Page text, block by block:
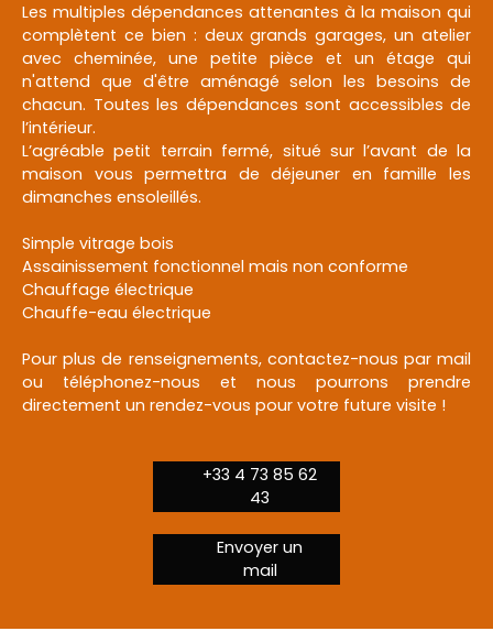
Les multiples dépendances attenantes à la maison qui
complètent ce bien : deux grands garages, un atelier
avec cheminée, une petite pièce et un étage qui
n'attend que d'être aménagé selon les besoins de
chacun. Toutes les dépendances sont accessibles de
l’intérieur.
L’agréable petit terrain fermé, situé sur l’avant de la
maison vous permettra de déjeuner en famille les
dimanches ensoleillés.
Simple vitrage bois
Assainissement fonctionnel mais non conforme
Chauffage électrique
Chauffe-eau électrique
Pour plus de renseignements, contactez-nous par mail
ou téléphonez-nous et nous pourrons prendre
directement un rendez-vous pour votre future visite !
+33 4 73 85 62
43
Envoyer un
mail